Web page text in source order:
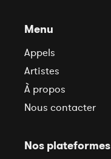
Menu
Appels
Artistes
À propos
Nous contacter
Nos plateformes